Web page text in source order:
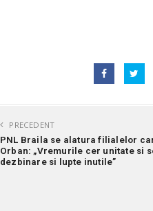
PRECEDENT
PNL Braila se alatura filialelor
Orban: „Vremurile cer unitate si
dezbinare si lupte inutile”